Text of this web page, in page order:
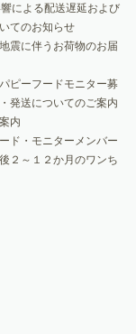
による配送遅延および
てのお知らせ
震に伴うお荷物のお届
ピーフードモニター募
発送についてのご案内
内
ド・モニターメンバー
２～１２か月のワンち